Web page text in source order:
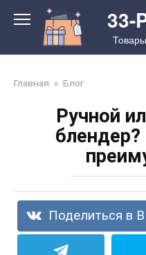
контенту
33-
Главная » Блог
Ручной
блендер?
Поделиться в